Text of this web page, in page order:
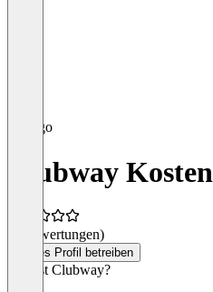
Clubway Kosten
(0 Bewertungen)
Dieses Profil betreiben
Was ist Clubway?